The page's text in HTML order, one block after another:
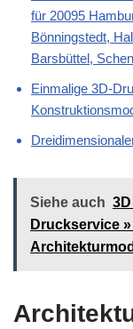
für 20095
Bönningstedt,
Barsbüttel,
Einmalige 3D-
Siehe auch
Druckservice